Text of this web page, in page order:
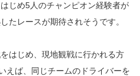
じめ5人のチャンピオン経験者が
たレースが期待されそうです。
はじめ、現地観戦に行かれる方
えば、同じチームのドライバーを